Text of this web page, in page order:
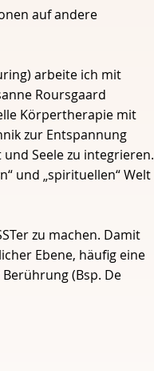
auf andere
arbeite ich mit
Roursgaard
Körpertherapie mit
zur Entspannung
Seele zu integrieren.
und „spirituellen“ Welt
zu machen. Damit
Ebene, häufig eine
(Bsp. De